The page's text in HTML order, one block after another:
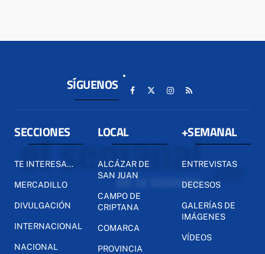
SÍGUENOS
SECCIONES
TE INTERESA...
MERCADILLO
DIVULGACIÓN
INTERNACIONAL
NACIONAL
LOCAL
ALCÁZAR DE
SAN JUAN
CAMPO DE
CRIPTANA
COMARCA
PROVINCIA
+SEMANAL
ENTREVISTAS
DECESOS
GALERÍAS DE
IMÁGENES
VÍDEOS